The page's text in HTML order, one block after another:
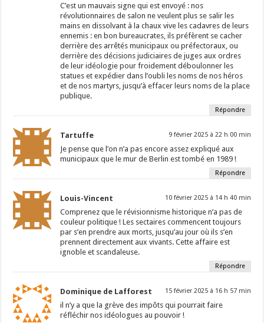
C’est un mauvais signe qui est envoyé : nos
révolutionnaires de salon ne veulent plus se salir les
mains en dissolvant à la chaux vive les cadavres de leurs
ennemis : en bon bureaucrates, ils préfèrent se cacher
derrière des arrêtés municipaux ou préfectoraux, ou
derrière des décisions judiciaires de juges aux ordres
de leur idéologie pour froidement déboulonner les
statues et expédier dans l’oubli les noms de nos héros
et de nos martyrs, jusqu’à effacer leurs noms de la place
publique.
Répondre
Tartuffe 9 février 2025 à 22 h 00 min
Je pense que l’on n’a pas encore assez expliqué aux
municipaux que le mur de Berlin est tombé en 1989 !
Répondre
Louis-Vincent 10 février 2025 à 14 h 40 min
Comprenez que le révisionnisme historique n’a pas de
couleur politique ! Les sectaires commencent toujours
par s’en prendre aux morts, jusqu’au jour où ils s’en
prennent directement aux vivants. Cette affaire est
ignoble et scandaleuse.
Répondre
Dominique de Lafforest 15 février 2025 à 16 h 57 min
il n’y a que la grève des impôts qui pourrait faire
réfléchir nos idéologues au pouvoir !